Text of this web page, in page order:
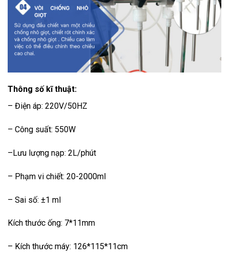
Thông số kĩ thuật:
– Điện áp: 220V/50HZ
– Công suất: 550W
–Lưu lượng nạp: 2L/phút
– Phạm vi chiết: 20-2000ml
– Sai số: ±1 ml
Kích thước ống: 7*11mm
– Kích thước máy: 126*115*11cm